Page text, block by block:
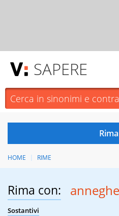
SAPERE
HOME RIME
Rima con:
Sostantivi